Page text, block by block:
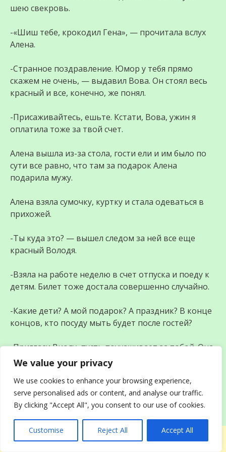
We value your privacy
We use cookies to enhance your browsing experience,
serve personalised ads or content, and analyse our traffic.
By clicking "Accept All", you consent to our use of cookies.
Customise Reject All Accept All
шею свекровь.
-«Шиш тебе, крокодил Гена», — прочитала вслух
Алена.
-Странное поздравление. Юмор у тебя прямо
скажем не очень, — выдавил Вова. Он стоял весь
красный и все, конечно, же понял.
-Присаживайтесь, ешьте. Кстати, Вова, ужин я
оплатила тоже за твой счет.
Алена вышла из-за стола, гости ели и им было по
сути все равно, что там за подарок Алена
подарила мужу.
Алена взяла сумочку, куртку и стала одеваться в
прихожей.
-Ты куда это? — вышел следом за ней все еще
красный Володя.
-Взяла на работе неделю в счет отпуска и поеду к
детям. Билет тоже достала совершенно случайно.
-Какие дети? А мой подарок? А праздник? В конце
концов, кто посуду мыть будет после гостей?
-Пригласи Виолу, пусть поухаживает за тобой. Она
ведь так хотела, чтобы ты отмечал вместе с ней.
-Ты все не так поняла! Детям зачем знать о том,
что у нас все развалилось по твоей вине?! —
промычал Володя.